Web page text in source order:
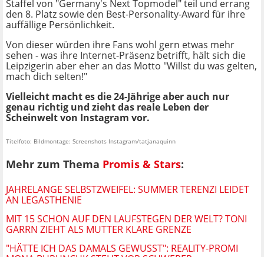
Staffel von "Germany's Next Topmodel" teil und errang
den 8. Platz sowie den Best-Personality-Award für ihre
auffällige Persönlichkeit.
Von dieser würden ihre Fans wohl gern etwas mehr
sehen - was ihre Internet-Präsenz betrifft, hält sich die
Leipzigerin aber eher an das Motto "Willst du was gelten,
mach dich selten!"
Vielleicht macht es die 24-Jährige aber auch nur
genau richtig und zieht das reale Leben der
Scheinwelt von Instagram vor.
Titelfoto: Bildmontage: Screenshots Instagram/tatjanaquinn
Mehr zum Thema Promis & Stars:
JAHRELANGE SELBSTZWEIFEL: SUMMER TERENZI LEIDET
AN LEGASTHENIE
MIT 15 SCHON AUF DEN LAUFSTEGEN DER WELT? TONI
GARRN ZIEHT ALS MUTTER KLARE GRENZE
"HÄTTE ICH DAS DAMALS GEWUSST": REALITY-PROMI